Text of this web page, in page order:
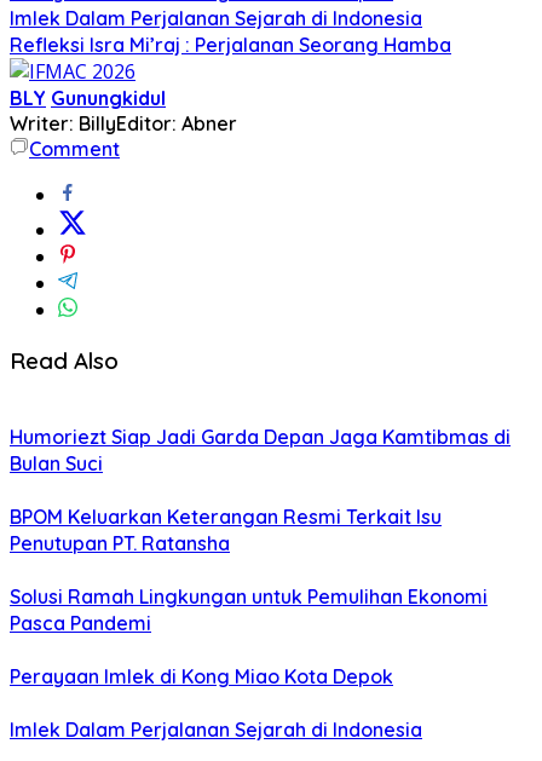
Imlek Dalam Perjalanan Sejarah di Indonesia
Refleksi Isra Mi’raj : Perjalanan Seorang Hamba
BLY Gunungkidul
Writer: BillyEditor: Abner
Comment
Read Also
Humoriezt Siap Jadi Garda Depan Jaga Kamtibmas di
Bulan Suci
BPOM Keluarkan Keterangan Resmi Terkait Isu
Penutupan PT. Ratansha
Solusi Ramah Lingkungan untuk Pemulihan Ekonomi
Pasca Pandemi
Perayaan Imlek di Kong Miao Kota Depok
Imlek Dalam Perjalanan Sejarah di Indonesia